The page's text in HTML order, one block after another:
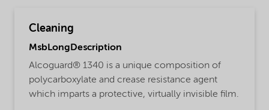
Cleaning
MsbLongDescription
Alcoguard® 1340 is a unique composition of
polycarboxylate and crease resistance agent
which imparts a protective, virtually invisible film.